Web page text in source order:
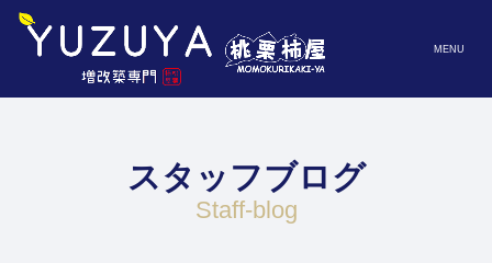
MENU
スタッフブログ
staff-blog